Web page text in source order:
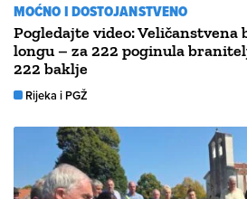
MOĆNO I DOSTOJANSTVENO
Pogledajte video: Veličanstvena
longu – za 222 poginula
222 baklje
Rijeka i PGŽ